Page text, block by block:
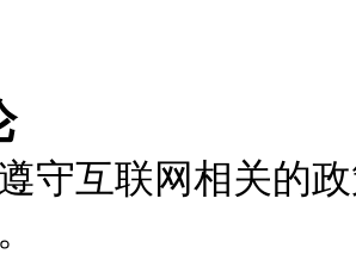
守互联网相关的